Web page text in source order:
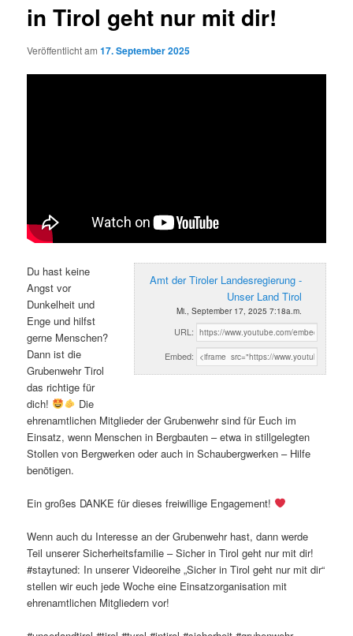
in Tirol geht nur mit dir!
Veröffentlicht am17. September 2025
Amt der Tiroler Landesregierung -
Unser Land Tirol
Mi., September 17, 2025 7:18a.m.
URL:
Embed:
Du hast keine
Angst vor
Dunkelheit und
Enge und hilfst
gerne Menschen?
Dann ist die
Grubenwehr Tirol
das richtige für
dich!
Die
ehrenamtlichen Mitglieder der Grubenwehr sind für Euch im
Einsatz, wenn Menschen in Bergbauten – etwa in stillgelegten
Stollen von Bergwerken oder auch in Schaubergwerken – Hilfe
benötigen.
Ein großes DANKE für dieses freiwillige Engagement!
Wenn auch du Interesse an der Grubenwehr hast, dann werde
Teil unserer Sicherheitsfamilie – Sicher in Tirol geht nur mit dir!
#staytuned: In unserer Videoreihe „Sicher in Tirol geht nur mit dir“
stellen wir euch jede Woche eine Einsatzorganisation mit
ehrenamtlichen Mitgliedern vor!